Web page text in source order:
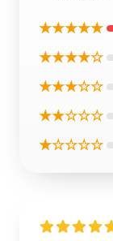
★★★★★
★★★★☆
★★★☆☆
★★☆☆☆
★☆☆☆☆